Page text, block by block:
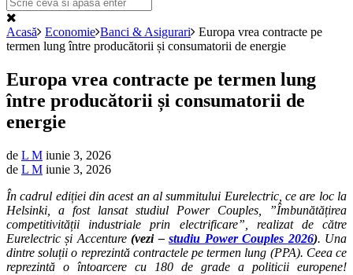
Acasă Economie Banci & Asigurari
Europa vrea contracte pe
termen lung între producătorii și consumatorii de energie
Europa vrea contracte pe termen lung
între producătorii și consumatorii de
energie
de L M iunie 3, 2026
de L M iunie 3, 2026
În cadrul ediției din acest an al summitului Eurelectric, ce are loc la
Helsinki, a fost lansat studiul Power Couples, ”Îmbunătățirea
competitivității industriale prin electrificare”, realizat de către
Eurelectric și Accenture(vezi –studiu Power Couples 2026). Una
dintre soluții o reprezintă contractele pe termen lung (PPA). Ceea ce
reprezintă o întoarcere cu 180 de grade a politicii europene!